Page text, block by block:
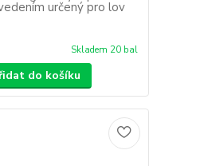
určený pro lov
Skladem 20 bal
do košíku